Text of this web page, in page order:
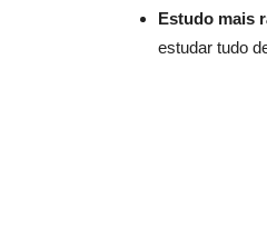
Estudo mais
estudar tudo